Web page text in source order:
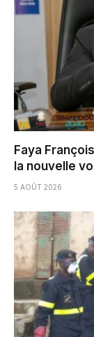
Faya
la nouvelle
5 AOÛT 2026